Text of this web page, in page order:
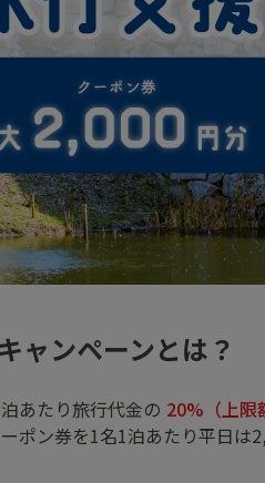
ャンペーンとは？
あたり旅行代金の 20%（上限
ポン券を1名1泊あたり平日は